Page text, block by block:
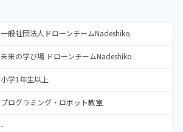
一般社団法人ドローンチームNadeshiko
未来の学び場 ドローンチームNadeshiko
小学1年生以上
プログラミング・ロボット教室
-